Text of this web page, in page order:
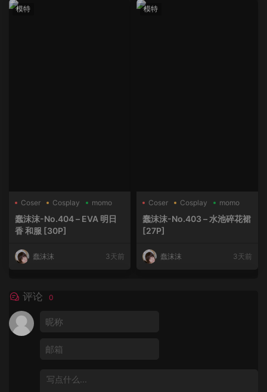
模特
Coser Cosplay momo
蠢沫沫-No.404 – EVA 明日
香 和服 [30P]
蠢沫沫 3天前
模特
Coser Cosplay momo
蠢沫沫-No.403 – 水池碎花裙
[27P]
蠢沫沫 3天前
评论 0